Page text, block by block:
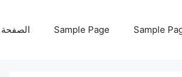
Sample
Sample Page الصفحة